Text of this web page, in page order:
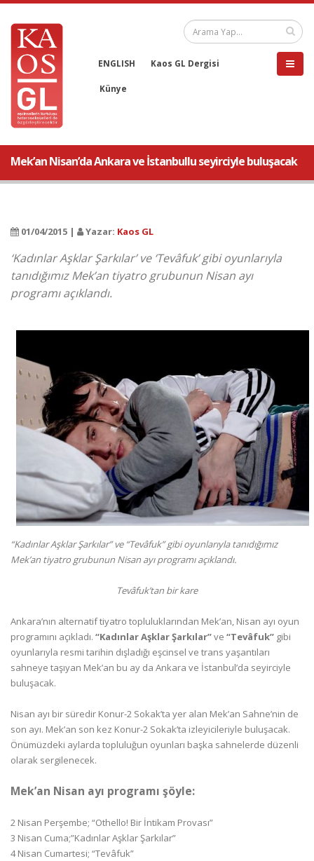
ENGLISH Kaos GL Dergisi
Künye
Mek’an Nisan’da Ankara ve İstanbullu seyirciyle buluşacak
01/04/2015 | Yazar: Kaos GL
‘Kadınlar Aşklar Şarkılar’ ve ‘Tevâfuk’ gibi oyunlarıyla
tanıdığımız Mek’an tiyatro grubunun Nisan ayı
programı açıklandı.
“Kadınlar Aşklar Şarkılar” ve “Tevâfuk” gibi oyunlarıyla tanıdığımız
Mek’an tiyatro grubunun Nisan ayı programı açıklandı.
Tevâfuk’tan bir kare
Ankara’nın alternatif tiyatro topluluklarından Mek’an, Nisan ayı oyun
programını açıkladı. “Kadınlar Aşklar Şarkılar”ve “Tevâfuk” gibi
oyunlarıyla resmi tarihin dışladığı eşcinsel ve trans yaşantıları
sahneye taşıyan Mek’an bu ay da Ankara ve İstanbul’da seyirciyle
buluşacak.
Nisan ayı bir süredir Konur-2 Sokak’ta yer alan Mek’an Sahne’nin de
son ayı. Mek’an son kez Konur-2 Sokak’ta izleyicileriyle buluşacak.
Önümüzdeki aylarda topluluğun oyunları başka sahnelerde düzenli
olarak sergilenecek.
Mek’an Nisan ayı programı şöyle:
2 Nisan Perşembe; “Othello! Bir İntikam Provası”
3 Nisan Cuma;”Kadınlar Aşklar Şarkılar”
4 Nisan Cumartesi; “Tevâfuk”